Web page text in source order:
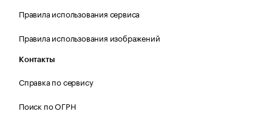
Правила использования сервиса
Правила использования изображений
Контакты
Справка по сервису
Поиск по ОГРН